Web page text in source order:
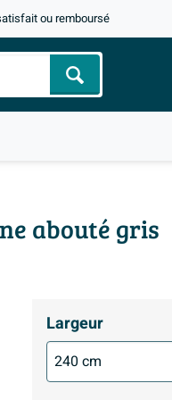
ou remboursé
Chercher
abouté gris
Largeur